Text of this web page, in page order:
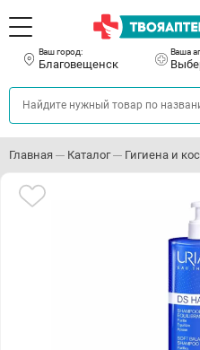
Ваш город:
Благовещенск
Ваша
Главная Каталог Гигиена и